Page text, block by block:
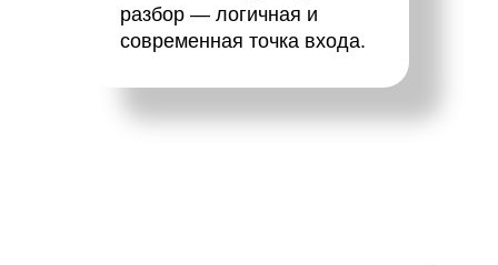
разбор — логичная и
современная точка входа.